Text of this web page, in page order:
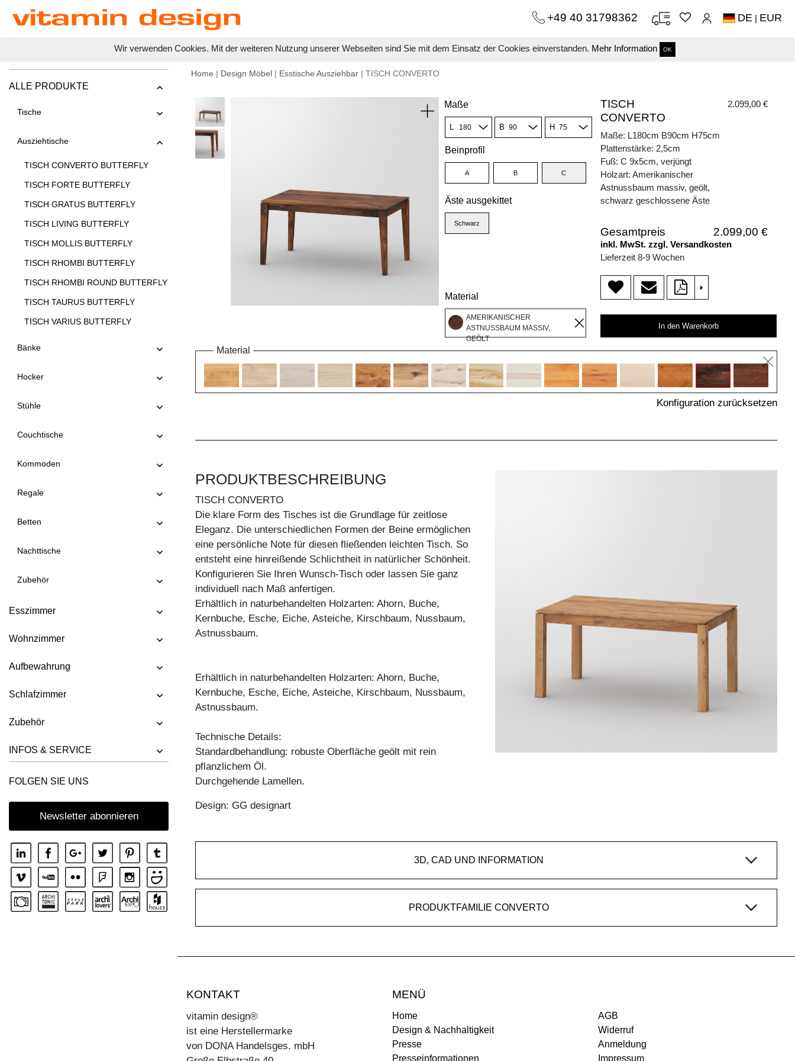
Wir verwenden Cookies. Mit der weiteren Nutzung unserer Webseiten sind Sie mit dem Einsatz der Cookies einverstanden. Mehr Information OK
+49 40 31798362 DE | EUR
ALLE PRODUKTE
Tische
Ausziehtische
TISCH CONVERTO BUTTERFLY
TISCH FORTE BUTTERFLY
TISCH GRATUS BUTTERFLY
TISCH LIVING BUTTERFLY
TISCH MOLLIS BUTTERFLY
TISCH RHOMBI BUTTERFLY
TISCH RHOMBI ROUND BUTTERFLY
TISCH TAURUS BUTTERFLY
TISCH VARIUS BUTTERFLY
Bänke
Hocker
Stühle
Couchtische
Kommoden
Regale
Betten
Nachttische
Zubehör
Esszimmer
Wohnzimmer
Aufbewahrung
Schlafzimmer
Zubehör
INFOS & SERVICE
FOLGEN SIE UNS
Newsletter abonnieren
Home | Design Möbel | Esstische Ausziehbar | TISCH CONVERTO
Maße
L B H
Beinprofil
A B C
Äste ausgekittet
Schwarz
Material
AMERIKANISCHER
ASTNUSSBAUM MASSIV,
GEÖLT
TISCH
CONVERTO
2.099,00 €
Maße: L180cm B90cm H75cm
Plattenstärke: 2,5cm
Fuß: C 9x5cm, verjüngt
Holzart: Amerikanischer
Astnussbaum massiv, geölt,
schwarz geschlossene Äste
Gesamtpreis 2.099,00 €
inkl. MwSt. zzgl. Versandkosten
Lieferzeit 8-9 Wochen
>
In den Warenkorb
Material
Konfiguration zurücksetzen
PRODUKTBESCHREIBUNG
TISCH CONVERTO
Die klare Form des Tisches ist die Grundlage für zeitlose
Eleganz. Die unterschiedlichen Formen der Beine ermöglichen
eine persönliche Note für diesen fließenden leichten Tisch. So
entsteht eine hinreißende Schlichtheit in natürlicher Schönheit.
Konfigurieren Sie Ihren Wunsch-Tisch oder lassen Sie ganz
individuell nach Maß anfertigen.
Erhältlich in naturbehandelten Holzarten: Ahorn, Buche,
Kernbuche, Esche, Eiche, Asteiche, Kirschbaum, Nussbaum,
Astnussbaum.
Erhältlich in naturbehandelten Holzarten: Ahorn, Buche,
Kernbuche, Esche, Eiche, Asteiche, Kirschbaum, Nussbaum,
Astnussbaum.
Technische Details:
Standardbehandlung: robuste Oberfläche geölt mit rein
pflanzlichem Öl.
Durchgehende Lamellen.
Design: GG designart
3D, CAD UND INFORMATION
PRODUKTFAMILIE CONVERTO
KONTAKT
vitamin design®
ist eine Herstellermarke
von DONA Handelsges. mbH
MENÜ
Home
Design & Nachhaltigkeit
Presse
Presseinformationen
AGB
Widerruf
Anmeldung
Impressum